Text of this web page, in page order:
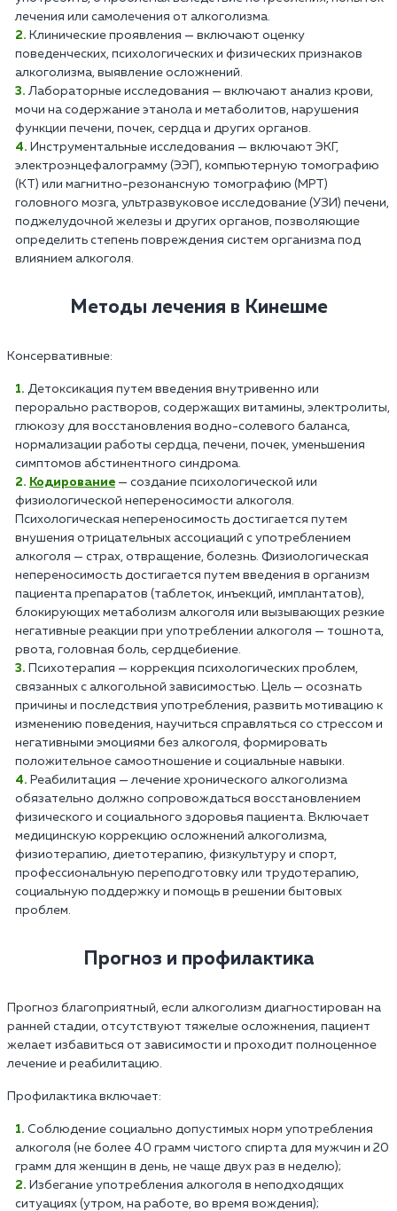
лечения или самолечения от алкоголизма.
Клинические проявления — включают оценку
поведенческих, психологических и физических признаков
алкоголизма, выявление осложнений.
Лабораторные исследования — включают анализ крови,
мочи на содержание этанола и метаболитов, нарушения
функции печени, почек, сердца и других органов.
Инструментальные исследования — включают ЭКГ,
электроэнцефалограмму (ЭЭГ), компьютерную томографию
(КТ) или магнитно-резонансную томографию (МРТ)
головного мозга, ультразвуковое исследование (УЗИ) печени,
поджелудочной железы и других органов, позволяющие
определить степень повреждения систем организма под
влиянием алкоголя.
Методы лечения в Кинешме
Консервативные:
Детоксикация путем введения внутривенно или
перорально растворов, содержащих витамины, электролиты,
глюкозу для восстановления водно-солевого баланса,
нормализации работы сердца, печени, почек, уменьшения
симптомов абстинентного синдрома.
Кодирование — создание психологической или
физиологической непереносимости алкоголя.
Психологическая непереносимость достигается путем
внушения отрицательных ассоциаций с употреблением
алкоголя — страх, отвращение, болезнь. Физиологическая
непереносимость достигается путем введения в организм
пациента препаратов (таблеток, инъекций, имплантатов),
блокирующих метаболизм алкоголя или вызывающих резкие
негативные реакции при употреблении алкоголя — тошнота,
рвота, головная боль, сердцебиение.
Психотерапия — коррекция психологических проблем,
связанных с алкогольной зависимостью. Цель — осознать
причины и последствия употребления, развить мотивацию к
изменению поведения, научиться справляться со стрессом и
негативными эмоциями без алкоголя, формировать
положительное самоотношение и социальные навыки.
Реабилитация — лечение хронического алкоголизма
обязательно должно сопровождаться восстановлением
физического и социального здоровья пациента. Включает
медицинскую коррекцию осложнений алкоголизма,
физиотерапию, диетотерапию, физкультуру и спорт,
профессиональную переподготовку или трудотерапию,
социальную поддержку и помощь в решении бытовых
проблем.
Прогноз и профилактика
Прогноз благоприятный, если алкоголизм диагностирован на
ранней стадии, отсутствуют тяжелые осложнения, пациент
желает избавиться от зависимости и проходит полноценное
лечение и реабилитацию.
Профилактика включает:
Соблюдение социально допустимых норм употребления
алкоголя (не более 40 грамм чистого спирта для мужчин и 20
грамм для женщин в день, не чаще двух раз в неделю);
Избегание употребления алкоголя в неподходящих
ситуациях (утром, на работе, во время вождения);